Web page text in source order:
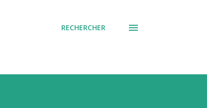
RECHERCHER